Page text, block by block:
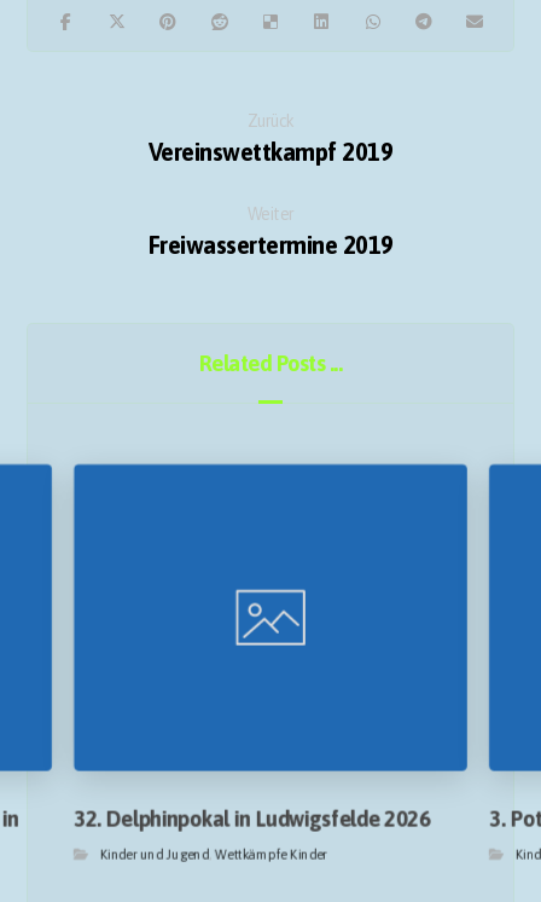
Zurück
Vereinswettkampf 2019
Weiter
Freiwassertermine 2019
Related Posts ...
32. Delphinpokal in Ludwigsfelde 2026
Kinder und Jugend ,Wettkämpfe Kinder
3.